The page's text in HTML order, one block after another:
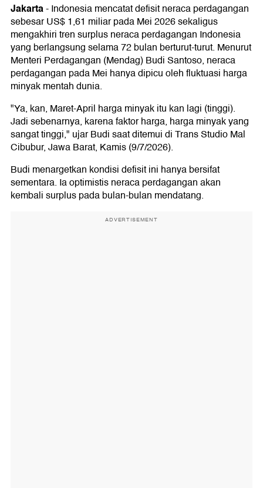
Jakarta-Indonesia mencatat defisit neraca perdagangan
sebesar US$ 1,61 miliar pada Mei 2026 sekaligus
mengakhiri tren surplus neraca perdagangan Indonesia
yang berlangsung selama 72 bulan berturut-turut. Menurut
Menteri Perdagangan (Mendag) Budi Santoso, neraca
perdagangan pada Mei hanya dipicu oleh fluktuasi harga
minyak mentah dunia.
"Ya, kan, Maret-April harga minyak itu kan lagi (tinggi).
Jadi sebenarnya, karena faktor harga, harga minyak yang
sangat tinggi," ujar Budi saat ditemui di Trans Studio Mal
Cibubur, Jawa Barat, Kamis (9/7/2026).
Budi menargetkan kondisi defisit ini hanya bersifat
sementara. Ia optimistis neraca perdagangan akan
kembali surplus pada bulan-bulan mendatang.
ADVERTISEMENT